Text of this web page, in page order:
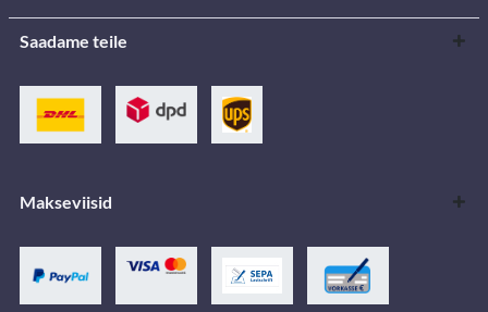
Saadame teile
Makseviisid